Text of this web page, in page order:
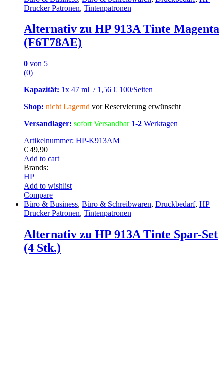
Drucker Patronen, Tintenpatronen
Alternativ zu HP 913A Tinte Magenta
(F6T78AE)
0 von 5
(0)
Kapazität: 1x 47 ml / 1,56 € 100/Seiten
Shop: nicht Lagernd vor Reservierung erwünscht
Versandlager: sofort Versandbar 1-2 Werktagen
Artikelnummer: HP-K913AM
€ 49,90
Add to cart
Brands:
HP
Add to wishlist
Compare
Büro & Business, Büro & Schreibwaren, Druckbedarf, HP
Drucker Patronen, Tintenpatronen
Alternativ zu HP 913A Tinte Spar-Set
(4 Stk.)